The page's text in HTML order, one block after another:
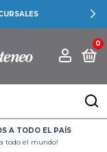
0
A TODO EL PAÍS
todo el mundo!